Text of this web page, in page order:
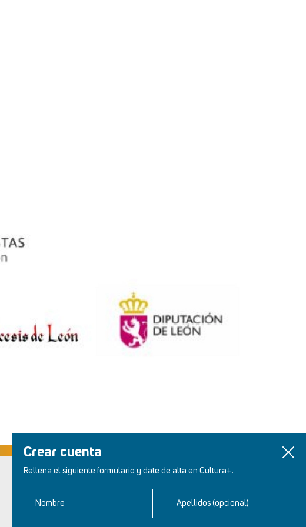
Crear cuenta
Rellena el siguiente formulario y date de alta en Cultura+.
Nombre Apellidos (opcional)